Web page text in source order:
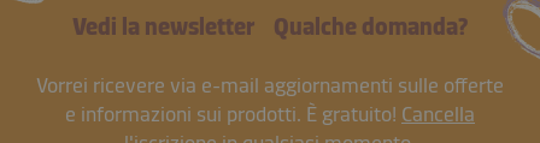
Vedi la newsletter Qualche domanda?
Vorrei ricevere via e-mail aggiornamenti sulle offerte
e informazioni sui prodotti. È gratuito! Cancella